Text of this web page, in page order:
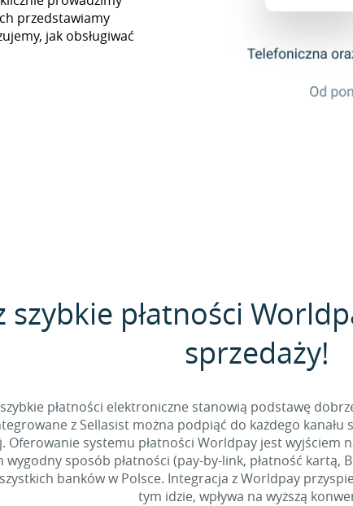
przedstawiamy
jak obsługiwać
szybkie płatności
sprzedaży!
płatności elektroniczne stanowią podstawę
z Sellasist można podpiąć do każdego
Oferowanie systemu płatności Worldpay jest wyjściem
sposób płatności (pay-by-link, płatność kartą,
banków w Polsce. Integracja z Worldpay
tym idzie, wpływa na wyższą